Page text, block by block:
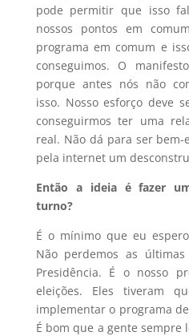
pode permitir que isso
nossos pontos em
programa em comum e
conseguimos. O
porque antes nós não
isso. Nosso esforço deve
conseguirmos ter uma
real. Não dá para ser
pela internet um
Então a ideia é fazer
turno?
É o mínimo que eu
Não perdemos as
Presidência. É o nosso
eleições. Eles tiveram
implementar o programa
É bom que a gente sempre